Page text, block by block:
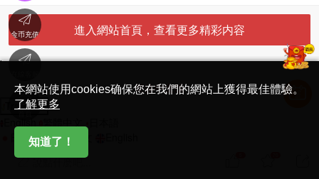
進入網站首頁，查看更多精彩内容
'
简体中文版
Translate
日本語
繁體中文
本網站使用cookies确保您在我們的網站上獲得最佳體驗。
了解更多
知道了！

金币充值


說點什麽吧...